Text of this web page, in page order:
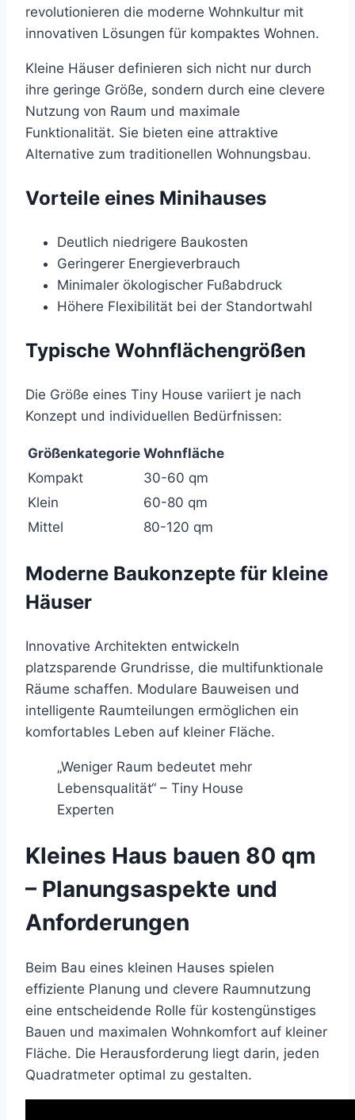
revolutionieren die moderne Wohnkultur mit
innovativen Lösungen für kompaktes Wohnen.
Kleine Häuser definieren sich nicht nur durch
ihre geringe Größe, sondern durch eine clevere
Nutzung von Raum und maximale
Funktionalität. Sie bieten eine attraktive
Alternative zum traditionellen Wohnungsbau.
Vorteile eines Minihauses
Deutlich niedrigere Baukosten
Geringerer Energieverbrauch
Minimaler ökologischer Fußabdruck
Höhere Flexibilität bei der Standortwahl
Typische Wohnflächengrößen
Die Größe eines Tiny House variiert je nach
Konzept und individuellen Bedürfnissen:
Größenkategorie Wohnfläche
Kompakt
30-60 qm
Klein
60-80 qm
Mittel
80-120 qm
Moderne Baukonzepte für kleine
Häuser
Innovative Architekten entwickeln
platzsparende Grundrisse, die multifunktionale
Räume schaffen. Modulare Bauweisen und
intelligente Raumteilungen ermöglichen ein
komfortables Leben auf kleiner Fläche.
„Weniger Raum bedeutet mehr
Lebensqualität“ – Tiny House
Experten
Kleines Haus bauen 80 qm
– Planungsaspekte und
Anforderungen
Beim Bau eines kleinen Hauses spielen
effiziente Planung und clevere Raumnutzung
eine entscheidende Rolle für kostengünstiges
Bauen und maximalen Wohnkomfort auf kleiner
Fläche. Die Herausforderung liegt darin, jeden
Quadratmeter optimal zu gestalten.